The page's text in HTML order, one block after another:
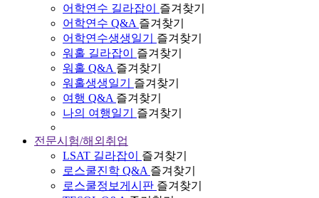
어학연수 길라잡이
즐겨찾기
어학연수 Q&A 즐겨찾기
어학연수생생일기
즐겨찾기
워홀 길라잡이
즐겨찾기
워홀 Q&A 즐겨찾기
워홀생생일기
즐겨찾기
여행 Q&A 즐겨찾기
나의 여행일기
즐겨찾기
전문시험/해외취업
LSAT 길라잡이
즐겨찾기
로스쿨진학 Q&A 즐겨찾기
로스쿨정보게시판 즐겨찾기